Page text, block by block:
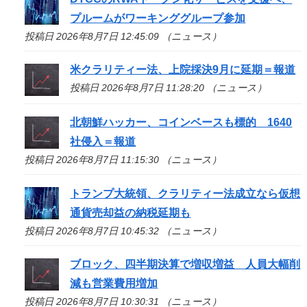
プルームがワーキンググループ参加
投稿日 2026年8月7日 12:45:09 （ニュース）
米クラリティー法、上院採決9月に延期＝報道
投稿日 2026年8月7日 11:28:20 （ニュース）
北朝鮮ハッカー、コインベースも標的 1640
社侵入＝報道
投稿日 2026年8月7日 11:15:30 （ニュース）
トランプ大統領、クラリティー法成立なら仮想
通貨売却益の納税延期も
投稿日 2026年8月7日 10:45:32 （ニュース）
ブロック、四半期決算で増収増益 人員大幅削
減も営業費用増加
投稿日 2026年8月7日 10:30:31 （ニュース）